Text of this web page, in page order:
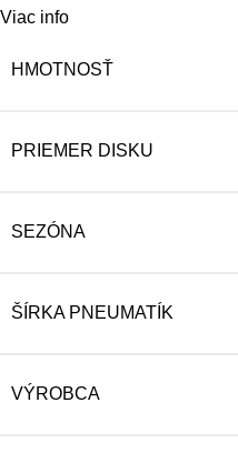
Viac info
HMOTNOSŤ
PRIEMER DISKU
SEZÓNA
ŠÍRKA PNEUMATÍK
VÝROBCA